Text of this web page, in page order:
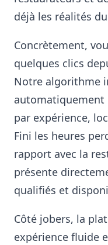
déjà les réalités
Concrètement,
quelques clics
Notre algorithme
automatiquement
par expérience,
Fini les heures
rapport avec la
présente
qualifiés et
Côté jobers, la
expérience fluide